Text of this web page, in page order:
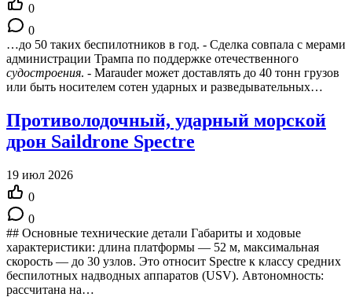
0
0
…до 50 таких беспилотников в год. - Сделка совпала с мерами
администрации Трампа по поддержке отечественного
судостроения. - Marauder может доставлять до 40 тонн грузов
или быть носителем сотен ударных и разведывательных…
Противолодочный, ударный морской
дрон Saildrone Spectre
19 июл 2026
0
0
## Основные технические детали Габариты и ходовые
характеристики: длина платформы — 52 м, максимальная
скорость — до 30 узлов. Это относит Spectre к классу средних
беспилотных надводных аппаратов (USV). Автономность:
рассчитана на…